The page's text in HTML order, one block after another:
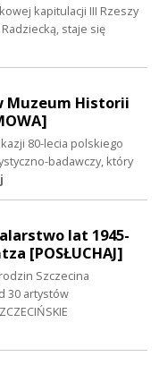
kapitulacji III Rzeszy
staje się
Muzeum Historii
80-lecia polskiego
badawczy, który
lat 1945-
[POSŁUCHAJ]
Szczecina
30 artystów